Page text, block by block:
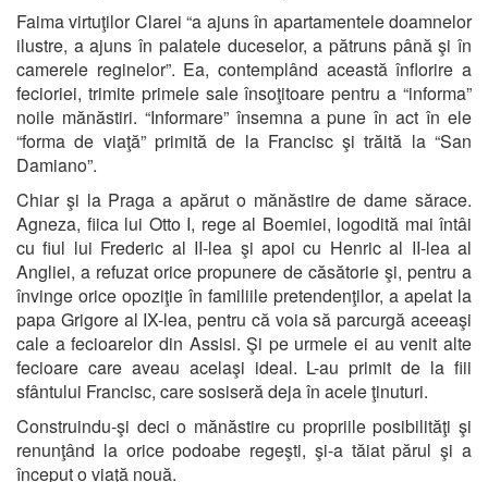
Faima virtuţilor Clarei “a ajuns în apartamentele doamnelor
ilustre, a ajuns în palatele duceselor, a pătruns până şi în
camerele reginelor”. Ea, contemplând această înflorire a
fecioriei, trimite primele sale însoţitoare pentru a “informa”
noile mănăstiri. “Informare” însemna a pune în act în ele
“forma de viaţă” primită de la Francisc şi trăită la “San
Damiano”.
Chiar şi la Praga a apărut o mănăstire de dame sărace.
Agneza, fiica lui Otto I, rege al Boemiei, logodită mai întâi
cu fiul lui Frederic al II-lea şi apoi cu Henric al II-lea al
Angliei, a refuzat orice propunere de căsătorie şi, pentru a
învinge orice opoziţie în familiile pretendenţilor, a apelat la
papa Grigore al IX-lea, pentru că voia să parcurgă aceeaşi
cale a fecioarelor din Assisi. Şi pe urmele ei au venit alte
fecioare care aveau acelaşi ideal. L-au primit de la fiii
sfântului Francisc, care sosiseră deja în acele ţinuturi.
Construindu-şi deci o mănăstire cu propriile posibilităţi şi
renunţând la orice podoabe regeşti, şi-a tăiat părul şi a
început o viaţă nouă.